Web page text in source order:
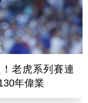
老虎系列賽連
年偉業